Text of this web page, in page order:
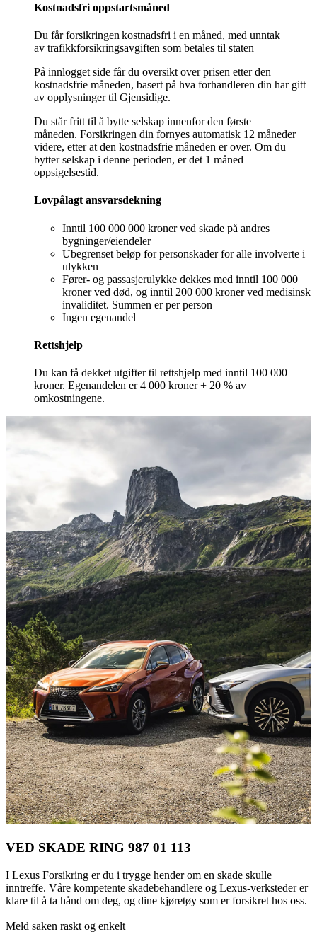
Kostnadsfri oppstartsmåned
Du får forsikringen kostnadsfri i en måned, med unntak
av trafikkforsikringsavgiften som betales til staten
På innlogget side får du oversikt over prisen etter den
kostnadsfrie måneden, basert på hva forhandleren din har gitt
av opplysninger til Gjensidige.
Du står fritt til å bytte selskap innenfor den første
måneden. Forsikringen din fornyes automatisk 12 måneder
videre, etter at den kostnadsfrie måneden er over. Om du
bytter selskap i denne perioden, er det 1 måned
oppsigelsestid.
Lovpålagt ansvarsdekning
Inntil 100 000 000 kroner ved skade på andres
bygninger/eiendeler
Ubegrenset beløp for personskader for alle involverte i
ulykken
Fører- og passasjerulykke dekkes med inntil 100 000
kroner ved død, og inntil 200 000 kroner ved medisinsk
invaliditet. Summen er per person
Ingen egenandel
Rettshjelp
Du kan få dekket utgifter til rettshjelp med inntil 100 000
kroner. Egenandelen er 4 000 kroner + 20 % av
omkostningene.
VED SKADE RING 987 01 113
I Lexus Forsikring er du i trygge hender om en skade skulle
inntreffe. Våre kompetente skadebehandlere og Lexus-verksteder er
klare til å ta hånd om deg, og dine kjøretøy som er forsikret hos oss.
Meld saken raskt og enkelt